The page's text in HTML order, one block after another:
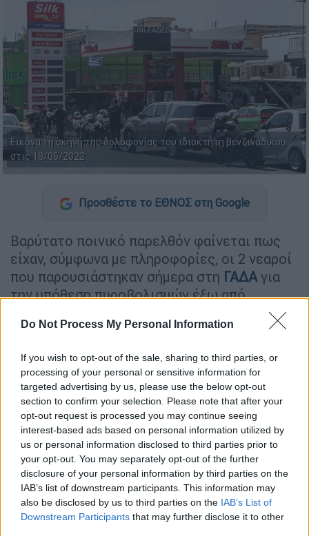
Do Not Process My Personal Information
If you wish to opt-out of the sale, sharing to third parties, or
processing of your personal or sensitive information for
targeted advertising by us, please use the below opt-out
section to confirm your selection. Please note that after your
opt-out request is processed you may continue seeing
interest-based ads based on personal information utilized by
us or personal information disclosed to third parties prior to
your opt-out. You may separately opt-out of the further
disclosure of your personal information by third parties on the
IAB’s list of downstream participants. This information may
also be disclosed by us to third parties on the IAB’s List of
Downstream Participants that may further disclose it to other
Εικόνα τη σκηνή της δολοφονίας του ιδιοκτήτη βενζινάδικου
στις 18/06/2022
Προσθέστε το ΕΘΝΟΣ στη Google
Βαρύτατο ποινικό παρελθόν φαίνεται πως
είχαν, σύμφωνα με πληροφορίες, οι 2 νεαροί
που παρουσιάστηκαν σήμερα στη ΓΑΔΑ για
την υπόθεση πυροβολισμών έξω από
Γλυκά Νερά, στις 26 Δεκεμβρίου.
Σύμφωνα με πληροφορίες, ο 32χρονος έχει
απασχολήσει στο παρελθόν γιασύσταση
συμμορίας,ληστείες,κλοπές,αποδοχή
προϊόντων εγκλήματος και περί όπλων
video